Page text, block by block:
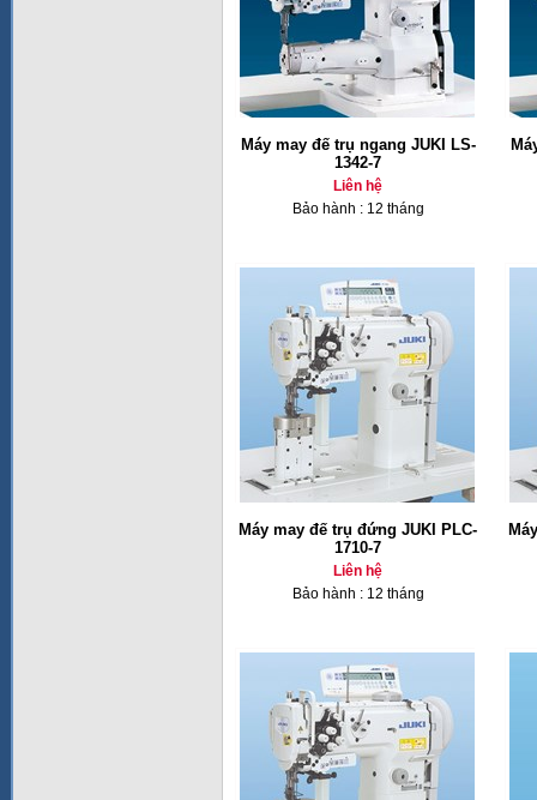
Máy may đế trụ ngang JUKI LS-
1342-7
Liên hệ
Bảo hành : 12 tháng
Máy may đế trụ đứng JUKI PLC-
1710-7
Liên hệ
Bảo hành : 12 tháng